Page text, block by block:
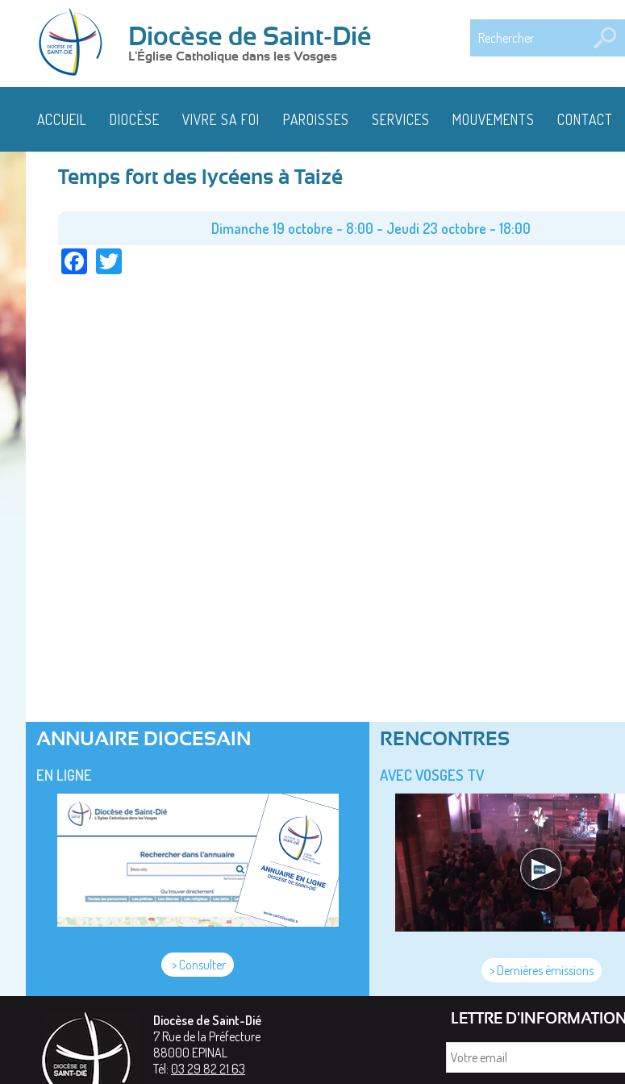
Diocèse de Saint-Dié
L'Église Catholique dans les Vosges
ACCUEIL DIOCÈSE VIVRE SA FOI PAROISSES SERVICES MOUVEMENTS CONTACT
Temps fort des lycéens à Taizé
Dimanche 19 octobre - 8:00 - Jeudi 23 octobre - 18:00
Facebook
ANNUAIRE DIOCESAIN
EN LIGNE
> Consulter
RENCONTRES
AVEC VOSGES TV
> Dernières émissions
Diocèse de Saint-Dié
7 Rue de la Préfecture
88000 EPINAL
Tél: 03 29 82 21 63
LETTRE D'INFORMATION